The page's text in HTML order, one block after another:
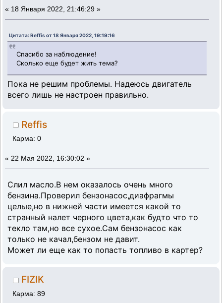
« 18 Января 2022, 21:46:29 »
Цитата: Reffis от 18 Января 2022, 19:19:16
Спасибо за наблюдение!
Сколько еще будет жить тема?
Пока не решим проблемы. Надеюсь двигатель
всего лишь не настроен правильно.
Reffis
Карма: 0
« 22 Мая 2022, 16:30:02 »
Слил масло.В нем оказалось очень много
бензина.Проверил бензонасос,диафрагмы
целые,но в нижней части имеется какой то
странный налет черного цвета,как будто что то
текло там,но все сухое.Сам бензонасос как
только не качал,бензом не давит.
Может ли еще как то попасть топливо в картер?
FIZIK
Карма: 89